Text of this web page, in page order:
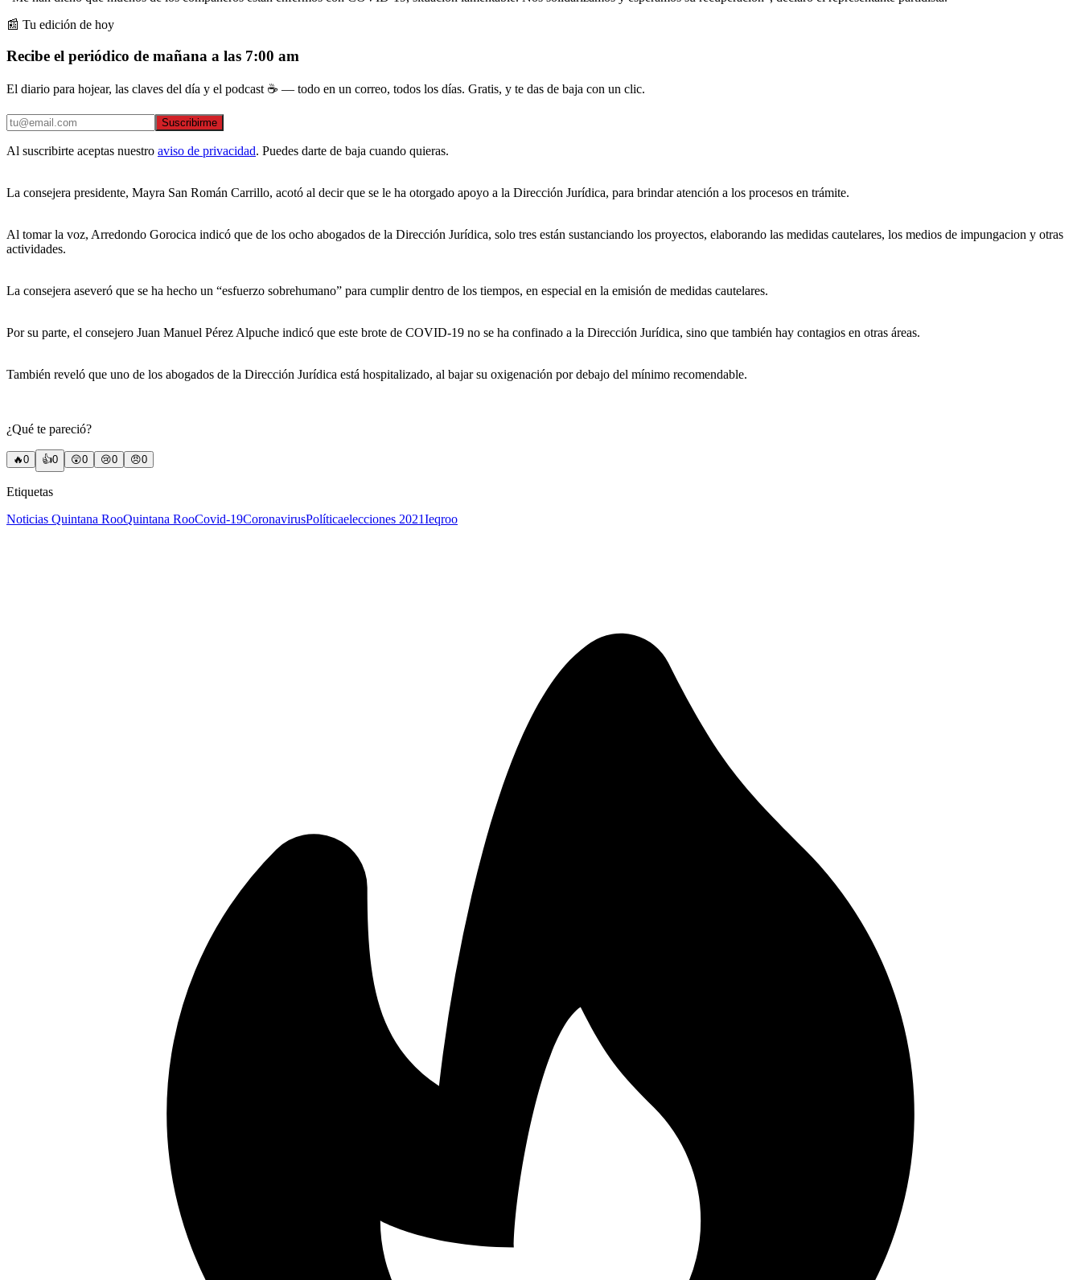
📰 Tu edición de hoy
Recibe el periódico de mañana a las 7:00 am
El diario para hojear, las claves del día y el podcast ☕ — todo en un correo, todos los días. Gratis, y te das de baja con un clic.
Suscribirme
Al suscribirte aceptas nuestro aviso de privacidad. Puedes darte de baja cuando quieras.
La consejera presidente, Mayra San Román Carrillo, acotó al decir que se le ha otorgado apoyo a la Dirección Jurídica, para brindar atención a los procesos en trámite.
Al tomar la voz, Arredondo Gorocica indicó que de los ocho abogados de la Dirección Jurídica, solo tres están sustanciando los proyectos, elaborando las medidas cautelares, los medios de impungacion y otras
actividades.
La consejera aseveró que se ha hecho un “esfuerzo sobrehumano” para cumplir dentro de los tiempos, en especial en la emisión de medidas cautelares.
Por su parte, el consejero Juan Manuel Pérez Alpuche indicó que este brote de COVID-19 no se ha confinado a la Dirección Jurídica, sino que también hay contagios en otras áreas.
También reveló que uno de los abogados de la Dirección Jurídica está hospitalizado, al bajar su oxigenación por debajo del mínimo recomendable.
¿Qué te pareció?
🔥0 👍0 😲0 😢0 😠0
Etiquetas
Noticias Quintana RooQuintana RooCovid-19CoronavirusPolíticaelecciones 2021Ieqroo